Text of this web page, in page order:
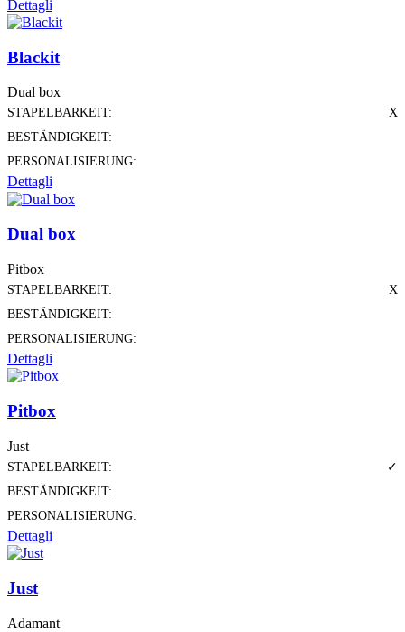
Dettagli
Blackit
Dual box
STAPELBARKEIT:
X
BESTÄNDIGKEIT:
PERSONALISIERUNG:
Dettagli
Dual box
Pitbox
STAPELBARKEIT:
X
BESTÄNDIGKEIT:
PERSONALISIERUNG:
Dettagli
Pitbox
Just
STAPELBARKEIT:
✓
BESTÄNDIGKEIT:
PERSONALISIERUNG:
Dettagli
Just
Adamant